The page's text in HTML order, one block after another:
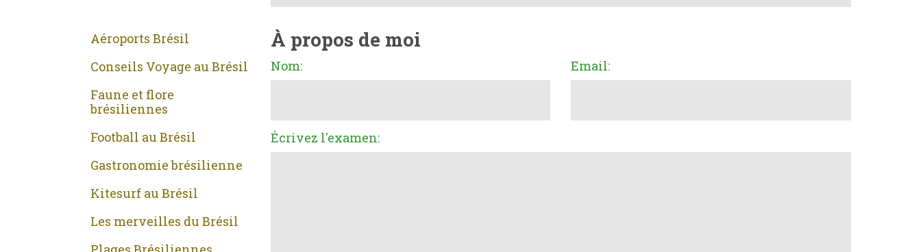
Aéroports Brésil
Conseils Voyage au Brésil
Faune et flore
brésiliennes
Football au Brésil
Gastronomie brésilienne
Kitesurf au Brésil
Les merveilles du Brésil
À propos de moi
Nom: Email:
Écrivez l'examen: